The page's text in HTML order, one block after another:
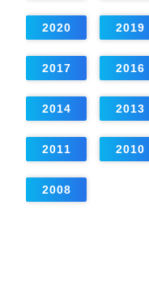
2020 2019
2017 2016
2014 2013
2011 2010
2008